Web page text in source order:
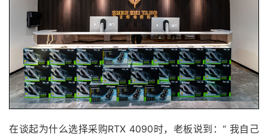
在谈起为什么选择采购RTX 4090时，老板说到：“ 我自己